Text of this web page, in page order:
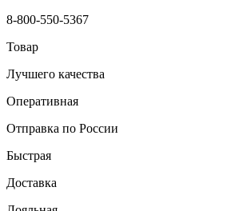
8-800-550-5367
Товар
Лучшего качества
Оперативная
Отправка по России
Быстрая
Доставка